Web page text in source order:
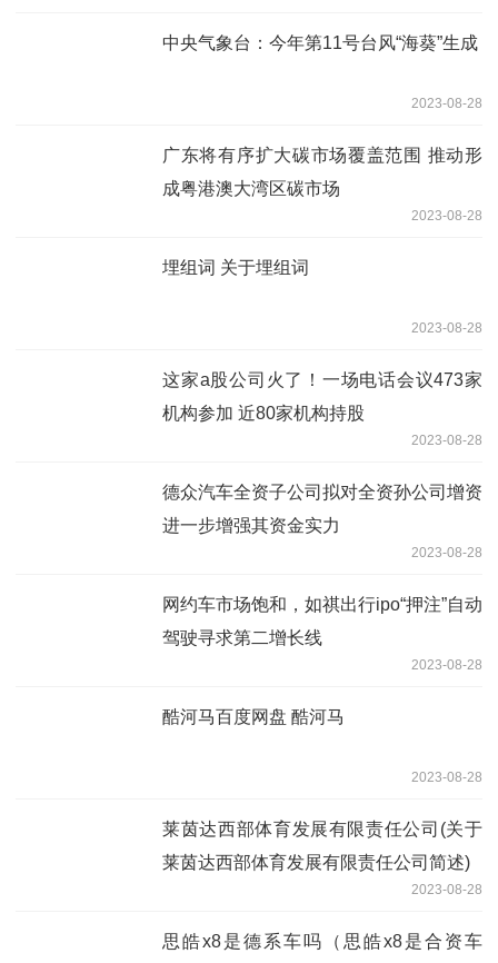
中央气象台：今年第11号台风“海葵”生成
2023-08-28
广东将有序扩大碳市场覆盖范围 推动形
成粤港澳大湾区碳市场
2023-08-28
埋组词 关于埋组词
2023-08-28
这家a股公司火了！一场电话会议473家
机构参加 近80家机构持股
2023-08-28
德众汽车全资子公司拟对全资孙公司增资
进一步增强其资金实力
2023-08-28
网约车市场饱和，如祺出行ipo“押注”自动
驾驶寻求第二增长线
2023-08-28
酷河马百度网盘 酷河马
2023-08-28
莱茵达西部体育发展有限责任公司(关于
莱茵达西部体育发展有限责任公司简述)
2023-08-28
思皓x8是德系车吗（思皓x8是合资车